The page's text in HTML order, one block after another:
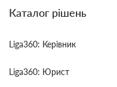
Каталог рішень
Liga360: Керівник
Liga360: Юрист